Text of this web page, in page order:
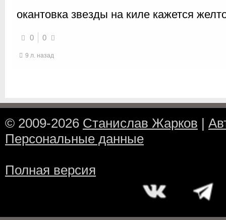
окантовка звезды на киле кажется
0 0
9 л. назад
© 2009-2026 Станислав Жарков |
Персональные данные
Полная версия